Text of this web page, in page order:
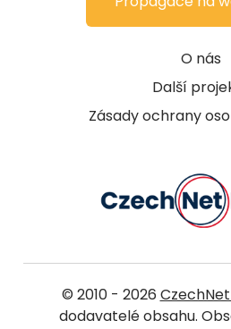
O nás
Další
Zásady ochrany
© 2010 - 2026
dodavatelé obsahu.